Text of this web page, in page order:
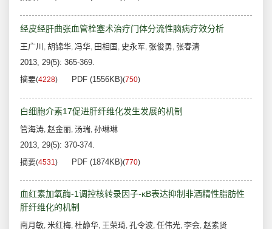
经皮经肝曲张血管栓塞术治疗门体分流性脑病疗效分析
王广川 , 胡锦华, 冯华, 田相国 , 史永军, 张俊勇, 张春清
2013, 29(5): 365-369.
摘要(4228) PDF (1556KB)(750)
白细胞介素17促进肝纤维化发生发展的机制
管海涛, 赵金丽, 汤瑞, 孙琳琳
2013, 29(5): 370-374.
摘要(4531) PDF (1874KB)(770)
血红素加氧酶-1调控核转录因子-κB表达抑制非酒精性脂肪性
肝纤维化的机制
南月敏, 米红梅, 杜静华, 王荣琦, 孔令波, 任伟光, 李会, 赵素贤